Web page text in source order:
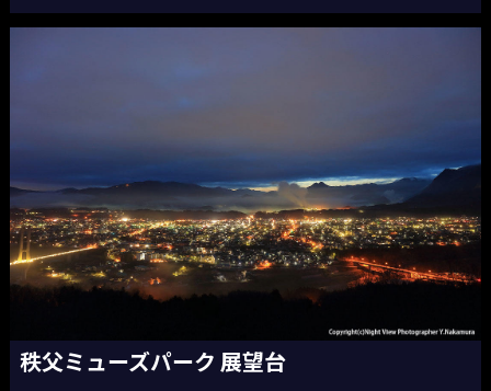
秩父ミューズパーク 展望台